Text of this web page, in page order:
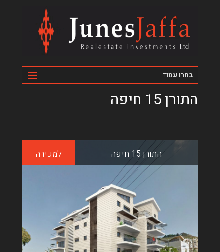
בחרו עמוד
התורן 15 חיפה
למכירה התורן 15 חיפה